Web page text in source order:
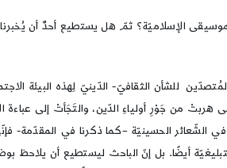
الإسلاميّة؟ ثمّ هل يستطيع أحدٌ أن
للشأن الثقافيّ- الدّينيّ لِهذه البيئة
من جَوْرِ أولياءِ الدّين، والتَجَأتْ إلى عباءة
الشّعائر الحسينيّة –كما ذكرنا في المقدّمة-
أيضًا. بل إنّ الباحث ليستطيع أن